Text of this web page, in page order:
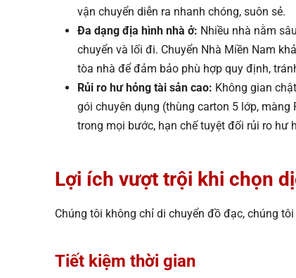
vận chuyển diễn ra nhanh chóng, suôn sẻ.
Đa dạng địa hình nhà ở: Nhiều nhà nằm
chuyển và lối đi. Chuyển Nhà Miền Nam
tòa nhà để đảm bảo phù hợp quy định,
Rủi ro hư hỏng tài sản cao: Không gian
gói chuyên dụng (thùng carton 5 lớp,
trong mọi bước, hạn chế tuyệt đối rủi ro hư
Lợi ích vượt trội khi chọn
Chúng tôi không chỉ di chuyển đồ đạc, chúng
Tiết kiệm thời gian